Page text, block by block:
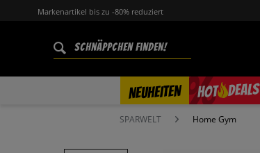
Markenartikel bis zu -80% reduziert
NEUHEITEN HOT DEALS
%
SPARWELT Home Gym